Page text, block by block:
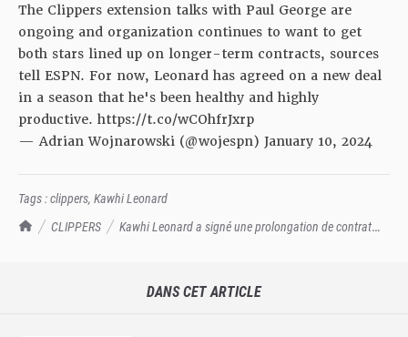
TrashTalk Actu NBA
CLIPPERS
Kawhi Leonard a signé une prolongation de contrat
The Clippers extension talks with Paul George are
ongoing and organization continues to want to get
both stars lined up on longer-term contracts, sources
tell ESPN. For now, Leonard has agreed on a new deal
in a season that he's been healthy and highly
productive. https://t.co/wCOhfrJxrp
— Adrian Wojnarowski (@wojespn) January 10, 2024
Tags :clippers, Kawhi Leonard
DANS CET ARTICLE